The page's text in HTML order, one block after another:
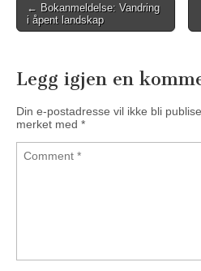
Post navigation
← Bokanmeldelse: Vandring
i åpent landskap
Legg igjen en
Din e-postadresse vil ikke bli
merket med *